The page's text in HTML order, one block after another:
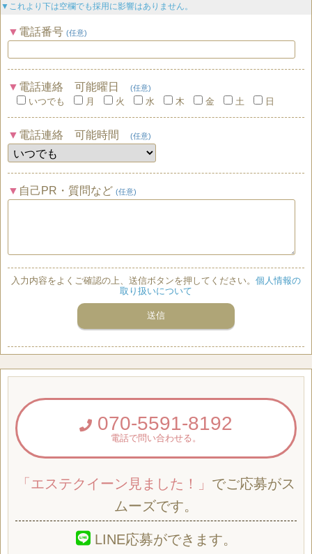
▼これより下は空欄でも採用に影響はありません。
電話番号 (任意)
電話連絡 可能曜日 (任意)
いつでも 月 火 水 木 金 土 日
電話連絡 可能時間 (任意)
自己PR・質問など (任意)
入力内容をよくご確認の上、送信ボタンを押してください。 個人情報の
取り扱いについて
070-5591-8192
電話で問い合わせる。
「エステクイーン見ました！」 でご応募がス
ムーズです。
LINE応募ができます。